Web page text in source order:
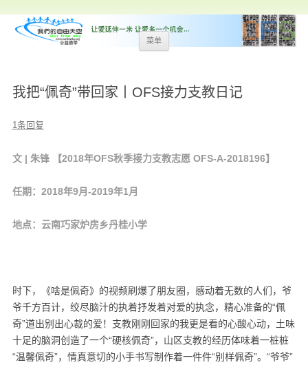
菜单
跳
至
我把“佩奇”带回家丨OFS接力支教日记
1条回复
文 | 朱锋 【2018年OFS秋季接力支教志愿 OFS-A-2018196】
任期：2018年9月-2019年1月
地点：云南巧家炉房乡丹桂小学
时下，《啥是佩奇》的视频刷爆了朋友圈，感动着无数的人们，爷
爷千方百计，绞尽脑汁的执着抒发着对爱的执念，精心准备的“佩
奇”道出别出心裁的爱！支教刚刚回家的我更是看的心酸心动，土味
十足的脑洞创造了一个“硬核佩奇”，山区支教的经历体味着一桩桩
“温馨佩奇”，情真意切的小手书写制作着一件件“别样佩奇”。“爷爷”